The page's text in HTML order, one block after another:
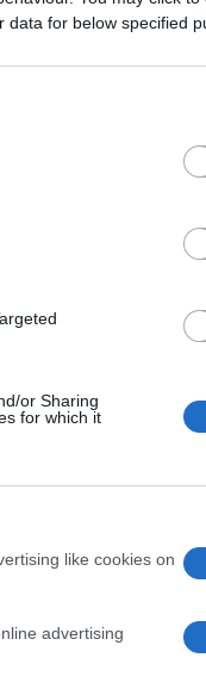
data for below specified
or Sharing
for which it
like cookies on
advertising
o